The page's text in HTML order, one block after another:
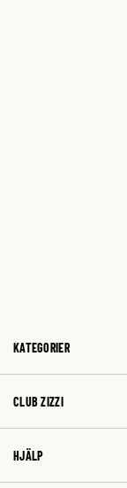
KATEGORIER
CLUB ZIZZI
HJÄLP